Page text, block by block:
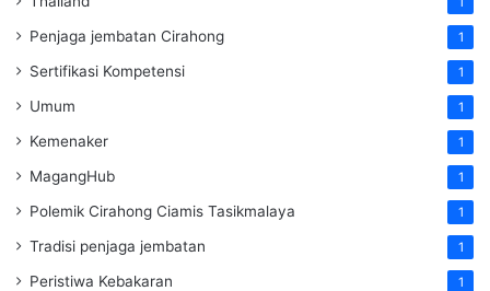
Penjaga jembatan Cirahong 1
Sertifikasi Kompetensi 1
Umum 1
Kemenaker 1
MagangHub 1
Polemik Cirahong Ciamis Tasikmalaya 1
Tradisi penjaga jembatan 1
Peristiwa Kebakaran 1